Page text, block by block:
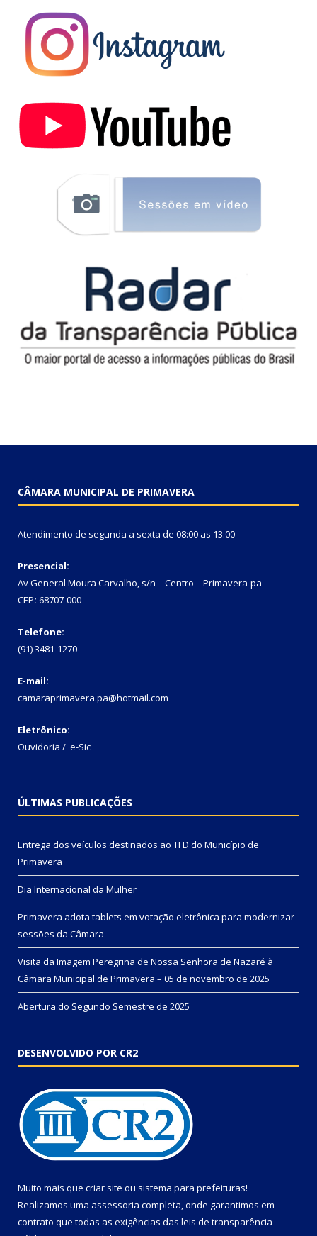
CÂMARA MUNICIPAL DE PRIMAVERA
Atendimento de segunda a sexta de 08:00 as 13:00
Presencial:
Av General Moura Carvalho, s/n – Centro – Primavera-pa
CEP: 68707-000
Telefone:
(91) 3481-1270
E-mail:
camaraprimavera.pa@hotmail.com
Eletrônico:
Ouvidoria / e-Sic
ÚLTIMAS PUBLICAÇÕES
Entrega dos veículos destinados ao TFD do Município de
Primavera
Dia Internacional da Mulher
Primavera adota tablets em votação eletrônica para modernizar
sessões da Câmara
Visita da Imagem Peregrina de Nossa Senhora de Nazaré à
Câmara Municipal de Primavera – 05 de novembro de 2025
Abertura do Segundo Semestre de 2025
DESENVOLVIDO POR CR2
Muito mais que criar site ou sistema para prefeituras!
Realizamos uma assessoria completa, onde garantimos em
contrato que todas as exigências das leis de transparência